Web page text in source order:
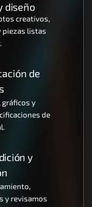
diseño
creativos,
piezas listas
de
gráficos y
de
y
y revisamos